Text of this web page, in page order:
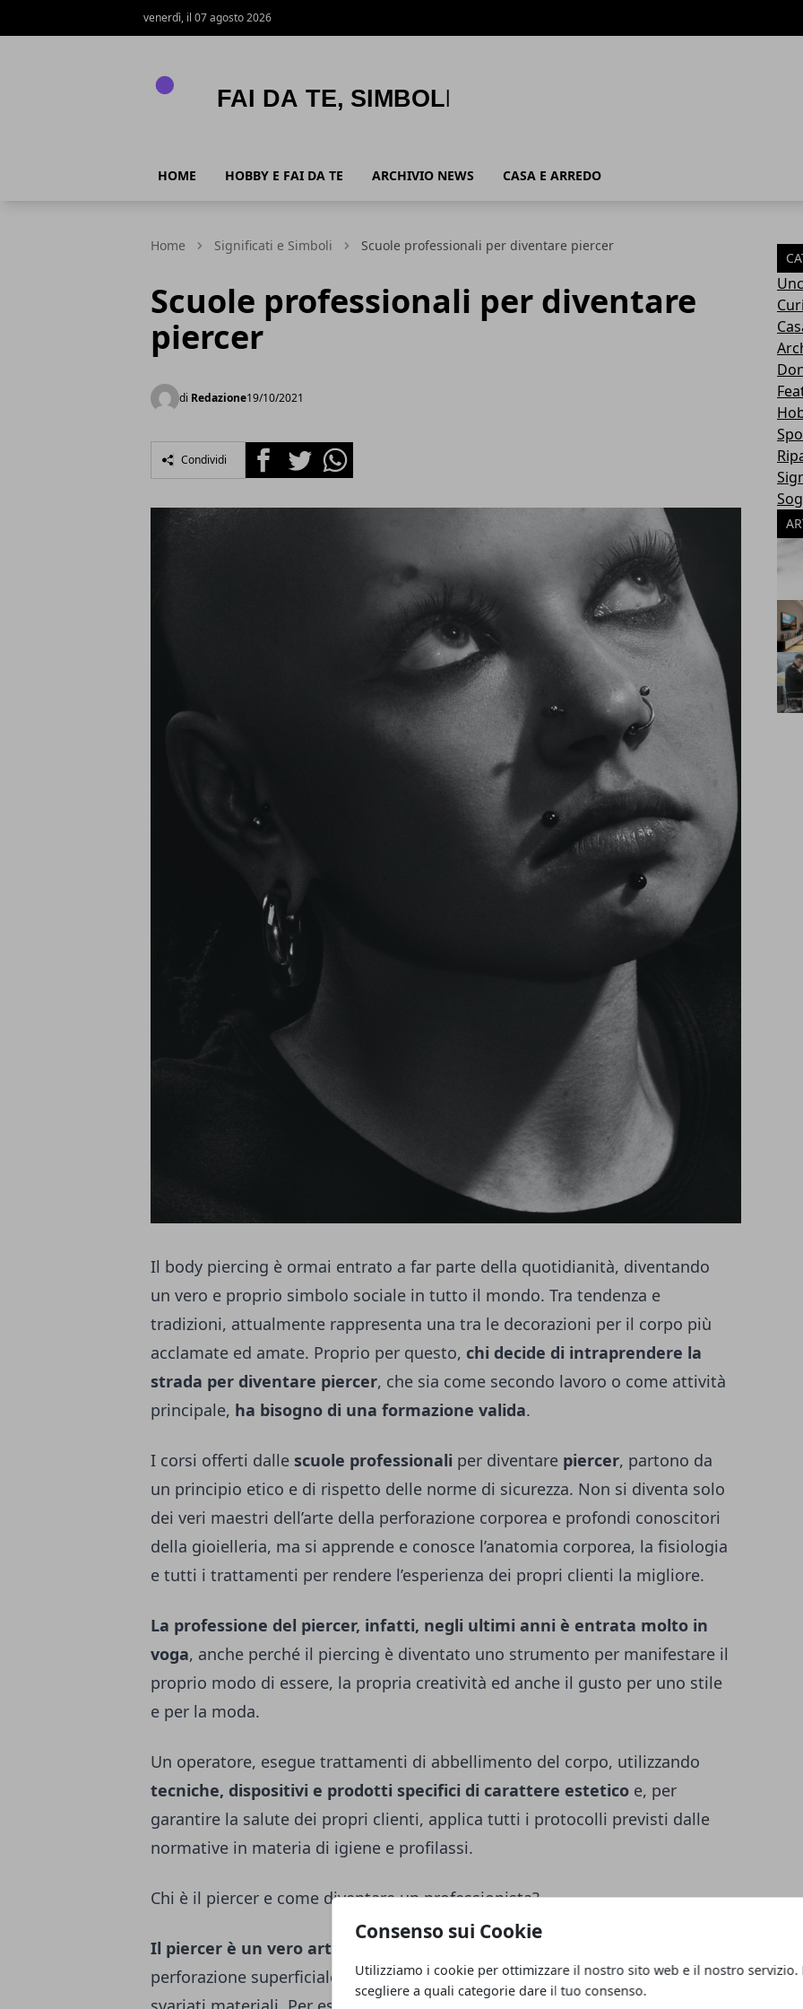
Consenso sui Cookie
Utilizziamo i cookie per ottimizzare il nostro sito web e il nostro servizio.
scegliere a quali categorie dare il tuo consenso.
venerdì, il 07 agosto 2026
HOME HOBBY E FAI DA TE ARCHIVIO NEWS CASA E ARREDO
Home Significati e Simboli Scuole professionali per diventare piercer
Scuole professionali per diventare
piercer
di Redazione19/10/2021
Condividi FacebookTwitterWhatsapp
Il body piercing è ormai entrato a far parte della quotidianità, diventando
un vero e proprio simbolo sociale in tutto il mondo. Tra tendenza e
tradizioni, attualmente rappresenta una tra le decorazioni per il corpo più
acclamate ed amate. Proprio per questo, chi decide di intraprendere la
strada per diventare piercer, che sia come secondo lavoro o come attività
principale, ha bisogno di una formazione valida.
I corsi offerti dalle scuole professionali per diventare piercer, partono da
un principio etico e di rispetto delle norme di sicurezza. Non si diventa solo
dei veri maestri dell’arte della perforazione corporea e profondi conoscitori
della gioielleria, ma si apprende e conosce l’anatomia corporea, la fisiologia
e tutti i trattamenti per rendere l’esperienza dei propri clienti la migliore.
La professione del piercer, infatti, negli ultimi anni è entrata molto in
voga, anche perché il piercing è diventato uno strumento per manifestare il
proprio modo di essere, la propria creatività ed anche il gusto per uno stile
e per la moda.
Un operatore, esegue trattamenti di abbellimento del corpo, utilizzando
tecniche, dispositivi e prodotti specifici di carattere estetico e, per
garantire la salute dei propri clienti, applica tutti i protocolli previsti dalle
normative in materia di igiene e profilassi.
Chi è il piercer e come diventare un professionista?
Il piercer è un vero artista
perforazione superficiale del corpo, in modo da introdurre un gioiello di